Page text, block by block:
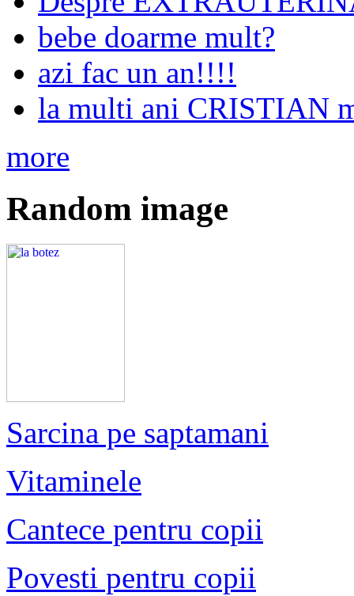
bebe doarme mult?
azi fac un an!!!!
la multi ani CRISTIAN
more
Random image
Sarcina pe saptamani
Vitaminele
Cantece pentru copii
Povesti pentru copii